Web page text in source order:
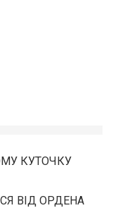
КУТОЧКУ
ВІД ОРДЕНА